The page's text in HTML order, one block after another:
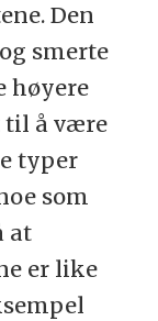
Den
smerte
høyere
til å være
typer
som
at
er like